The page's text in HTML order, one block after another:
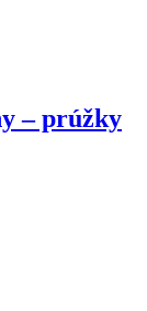
– prúžky